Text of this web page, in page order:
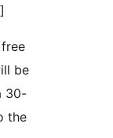
be
30-
the